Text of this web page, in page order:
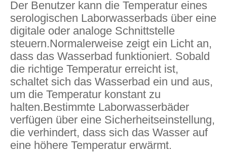
Der Benutzer kann die Temperatur eines
serologischen Laborwasserbads über eine
digitale oder analoge Schnittstelle
steuern.Normalerweise zeigt ein Licht an,
dass das Wasserbad funktioniert. Sobald
die richtige Temperatur erreicht ist,
schaltet sich das Wasserbad ein und aus,
um die Temperatur konstant zu
halten.Bestimmte Laborwasserbäder
verfügen über eine Sicherheitseinstellung,
die verhindert, dass sich das Wasser auf
eine höhere Temperatur erwärmt.